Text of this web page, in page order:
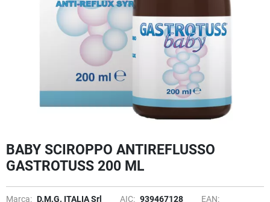
BABY SCIROPPO ANTIREFLUSSO
GASTROTUSS 200 ML
Marca: D.M.G. ITALIA Srl AIC: 939467128 EAN: